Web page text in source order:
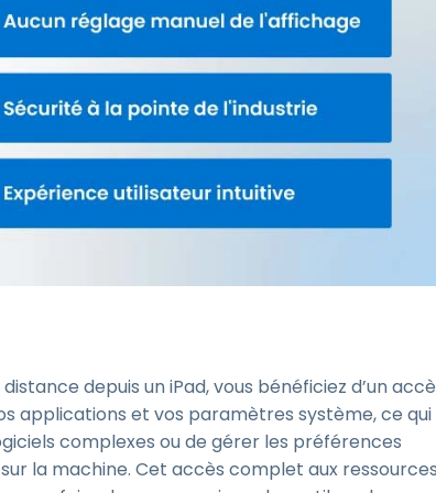
depuis un iPad, vous bénéficiez d’un
applications et vos paramètres système, ce qui
complexes ou de gérer les préférences
la machine. Cet accès complet aux